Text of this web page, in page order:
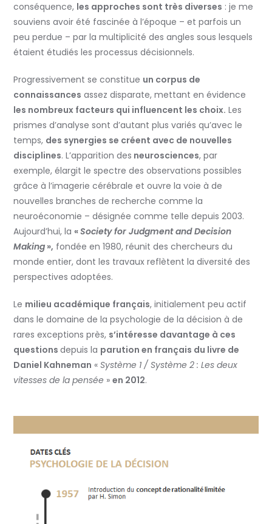
conséquence, les approches sont très diverses : je me
souviens avoir été fascinée à l’époque – et parfois un
peu perdue – par la multiplicité des angles sous lesquels
étaient étudiés les processus décisionnels.
Progressivement se constitue un corpus de
connaissances assez disparate, mettant en évidence
les nombreux facteurs qui influencent les choix. Les
prismes d’analyse sont d’autant plus variés qu’avec le
temps, des synergies se créent avec de nouvelles
disciplines. L’apparition des neurosciences, par
exemple, élargit le spectre des observations possibles
grâce à l’imagerie cérébrale et ouvre la voie à de
nouvelles branches de recherche comme la
neuroéconomie – désignée comme telle depuis 2003.
Aujourd’hui, la«Society for Judgment and Decision
Making », fondée en 1980, réunit des chercheurs du
monde entier, dont les travaux reflètent la diversité des
perspectives adoptées.
Le milieu académique français, initialement peu actif
dans le domaine de la psychologie de la décision à de
rares exceptions près, s’intéresse davantage à ces
questionsdepuis la parution en français du livre de
Daniel Kahneman «Système 1 / Système 2 : Les deux
vitesses de la pensée »en 2012.